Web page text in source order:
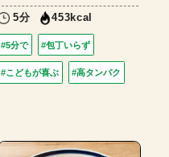
5分 453kcal
#5分で #包丁いらず
#こどもが喜ぶ #高タンパク